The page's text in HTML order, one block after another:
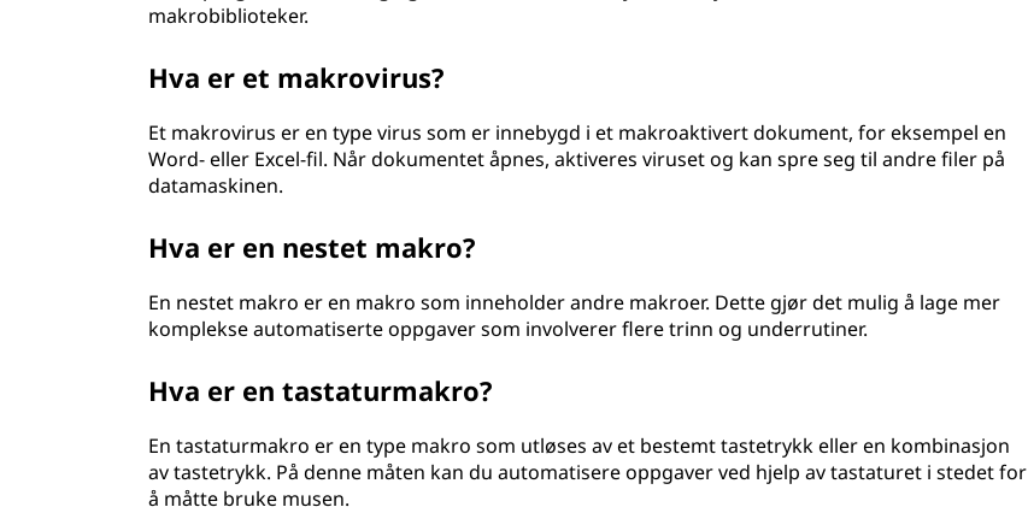
makrobiblioteker.
Hva er et makrovirus?
Et makrovirus er en type virus som er innebygd i et makroaktivert dokument, for eksempel en
Word- eller Excel-fil. Når dokumentet åpnes, aktiveres viruset og kan spre seg til andre filer på
datamaskinen.
Hva er en nestet makro?
En nestet makro er en makro som inneholder andre makroer. Dette gjør det mulig å lage mer
komplekse automatiserte oppgaver som involverer flere trinn og underrutiner.
Hva er en tastaturmakro?
En tastaturmakro er en type makro som utløses av et bestemt tastetrykk eller en kombinasjon
av tastetrykk. På denne måten kan du automatisere oppgaver ved hjelp av tastaturet i stedet for
å måtte bruke musen.